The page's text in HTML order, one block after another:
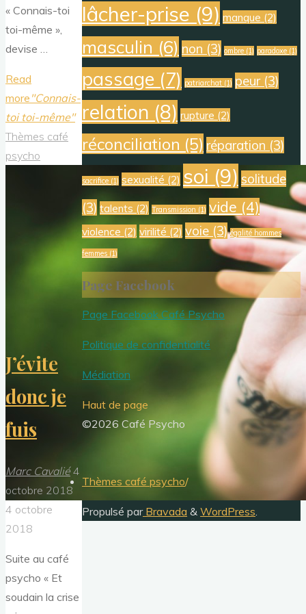
« Connais-toi
toi-même »,
devise …
Read
more "Connais-
toi toi-même"
Thèmes café
psycho
J’évite
donc je
fuis
Marc Cavalié 4
octobre 2018
4 octobre
2018
Suite au café
psycho « Et
soudain la crise
lâcher-prise (9) manque (2)
masculin (6) non (3) ombre (1) paradoxe (1)
passage (7) patriarchat (1) peur(3)
relation (8) rupture (2)
réconciliation (5) réparation (3)
sacrifice (1) sexualité (2) soi (9) solitude
(3) talents (2) Transmission (1) vide (4)
violence (2) virilité (2) voie (3) égalité hommes
femmes (1)
Page Facebook
Page Facebook Café Psycho
Politique de confidentialité
Médiation
Haut de page
©2026 Café Psycho
Thèmes café psycho/
Propulsé parBravada & WordPress.